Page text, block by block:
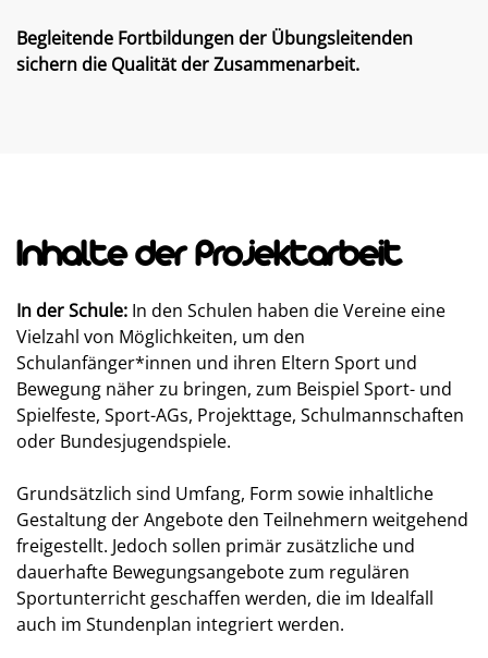
Begleitende Fortbildungen der Übungsleitenden
sichern die Qualität der Zusammenarbeit.
Inhalte der Projektarbeit
In der Schule: In den Schulen haben die Vereine eine
Vielzahl von Möglichkeiten, um den
Schulanfänger*innen und ihren Eltern Sport und
Bewegung näher zu bringen, zum Beispiel Sport- und
Spielfeste, Sport-AGs, Projekttage, Schulmannschaften
oder Bundesjugendspiele.
Grundsätzlich sind Umfang, Form sowie inhaltliche
Gestaltung der Angebote den Teilnehmern weitgehend
freigestellt. Jedoch sollen primär zusätzliche und
dauerhafte Bewegungsangebote zum regulären
Sportunterricht geschaffen werden, die im Idealfall
auch im Stundenplan integriert werden.